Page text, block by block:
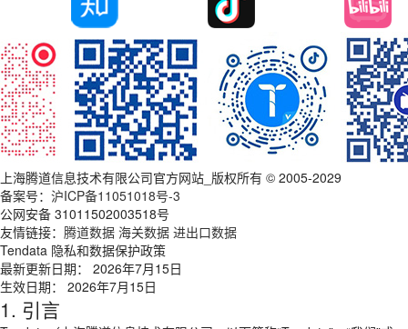
上海腾道信息技术有限公司官方网站_版权所有 © 2005-2029
备案号： 沪ICP备11051018号-3
公网安备 31011502003518号
友情链接： 腾道数据 海关数据 进出口数据
Tendata 隐私和数据保护政策
最新更新日期： 2026年7月15日
生效日期： 2026年7月15日
1. 引言